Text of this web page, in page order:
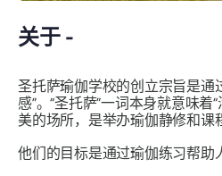
关于 -
圣托萨瑜伽学校的创立宗旨是通
感”。“圣托萨”一词本身就意味着
美的场所，是举办瑜伽静修和课
他们的目标是通过瑜伽练习帮助